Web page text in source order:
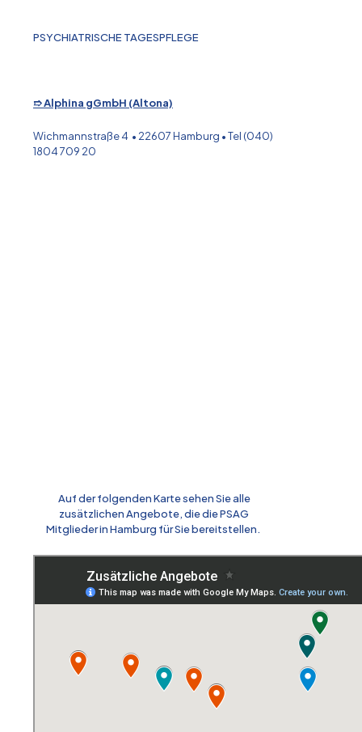
PSYCHIATRISCHE TAGESPFLEGE
➱ Alphina gGmbH (Altona)
Wichmannstraße 4 • 22607 Hamburg • Tel (040)
1804 709 20
Auf der folgenden Karte sehen Sie alle
zusätzlichen Angebote, die die PSAG
Mitglieder in Hamburg für Sie bereitstellen.